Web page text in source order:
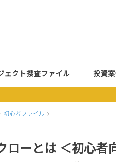
ェクト捜査ファイル 投資
初心者ファイル
ローとは ＜初心者